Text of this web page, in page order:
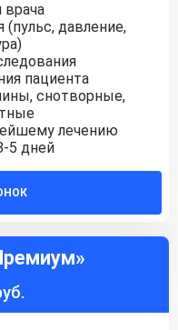
врача
давление,
пациента
снотворные,
лечению
5 дней